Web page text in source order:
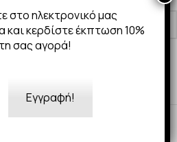
στο ηλεκτρονικό μας
και κερδίστε έκπτωση 10%
σας αγορά!
Εγγραφή!